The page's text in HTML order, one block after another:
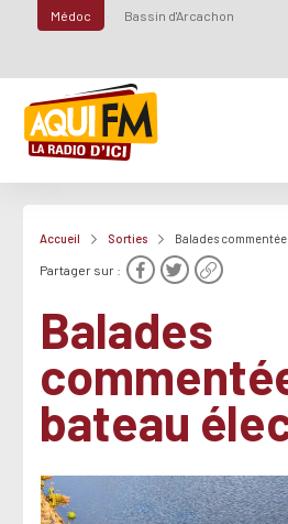
Médoc Bassin d'Arcachon
Accueil Sorties Balades
Partager sur :
Balades
bateau